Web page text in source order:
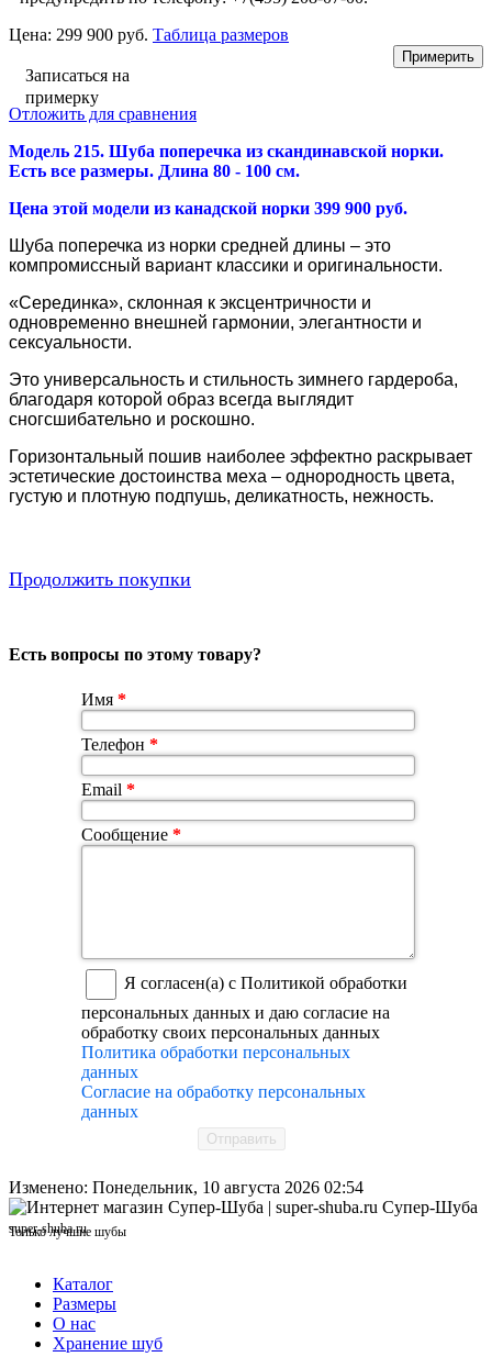
Цена: 299 900 руб. Таблица размеров
Записаться на
примерку
Отложить для сравнения
Модель 215. Шуба поперечка из скандинавской норки.
Есть все размеры. Длина 80 - 100 см.
Цена этой модели из канадской норки 399 900 руб.
Шуба поперечка из норки средней длины – это
компромиссный вариант классики и оригинальности.
«Серединка», склонная к эксцентричности и
одновременно внешней гармонии, элегантности и
сексуальности.
Это универсальность и стильность зимнего гардероба,
благодаря которой образ всегда выглядит
сногсшибательно и роскошно.
Горизонтальный пошив наиболее эффектно раскрывает
эстетические достоинства меха – однородность цвета,
густую и плотную подпушь, деликатность, нежность.
Продолжить покупки
Есть вопросы по этому товару?
Имя *
Телефон *
Email *
Сообщение *
Я согласен(а) с Политикой обработки
персональных данных и даю согласие на
обработку своих персональных данных
Политика обработки персональных
данных
Согласие на обработку персональных
данных
Отправить
Изменено: Понедельник, 10 августа 2026 02:54
Супер-Шуба
super-shuba.ru
Только лучшие шубы
Каталог
Размеры
О нас
Хранение шуб